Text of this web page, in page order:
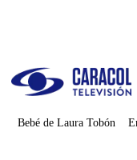
Bebé de Laura Tobón